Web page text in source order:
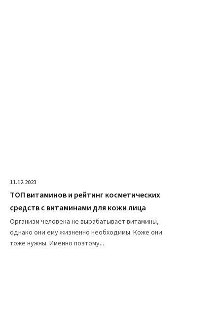
11.12.2023
ТОП витаминов и рейтинг косметических
средств с витаминами для кожи лица
Организм человека не вырабатывает витамины,
однако они ему жизненно необходимы. Коже они
тоже нужны. Именно поэтому...